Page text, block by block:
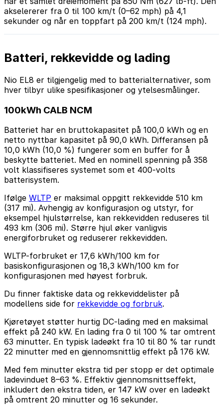
akselererer fra 0 til 100 km/t (0–62 mph) på 4,1
sekunder og når en toppfart på 200 km/t (124 mph).
Batteri, rekkevidde og lading
Nio EL8 er tilgjengelig med to batterialternativer, som
hver tilbyr ulike spesifikasjoner og ytelsesmålinger.
100kWh CALB NCM
Batteriet har en bruttokapasitet på 100,0 kWh og en
netto nyttbar kapasitet på 90,0 kWh. Differansen på
10,0 kWh (10,0 %) fungerer som en buffer for å
beskytte batteriet. Med en nominell spenning på 358
volt klassifiseres systemet som et 400-volts
batterisystem.
Ifølge WLTP er maksimal oppgitt rekkevidde 510 km
(317 mi). Avhengig av konfigurasjon og utstyr, for
eksempel hjulstørrelse, kan rekkevidden reduseres til
493 km (306 mi). Større hjul øker vanligvis
energiforbruket og reduserer rekkevidden.
WLTP-forbruket er 17,6 kWh/100 km for
basiskonfigurasjonen og 18,3 kWh/100 km for
konfigurasjonen med høyest forbruk.
Du finner faktiske data og rekkeviddelister på
modellens side for rekkevidde og forbruk.
Kjøretøyet støtter hurtig DC-lading med en maksimal
effekt på 240 kW. En lading fra 0 til 100 % tar omtrent
63 minutter. En typisk ladeøkt fra 10 til 80 % tar rundt
22 minutter med en gjennomsnittlig effekt på 176 kW.
Med fem minutter ekstra tid per stopp er det optimale
ladevinduet 8–63 %. Effektiv gjennomsnittseffekt,
inkludert den ekstra tiden, er 147 kW over en ladeøkt
på omtrent 20 minutter og 16 sekunder.